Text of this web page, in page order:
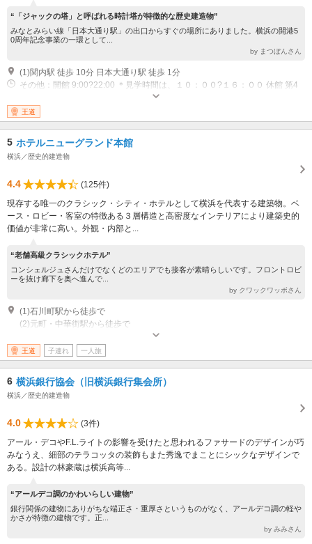
“「ジャックの塔」と呼ばれる時計塔が特徴的な歴史建造物”
みなとみらい線「日本大通り駅」の出口からすぐの場所にありました。横浜の開港5
0周年記念事業の一環として...
by まつぼんさん
(1)関内駅 徒歩 10分 日本大通り駅 徒歩 1分
その他：開館 9:00?22:00 ＊見学時間は、１０：００?１６：００ 休館 第4
月曜（祝日・休日のときは翌日） 休館 年末年始
王道
5 ホテルニューグランド本館
横浜／歴史的建造物
4.4
(125件)
現存する唯一のクラシック・シティ・ホテルとして横浜を代表する建築物。ベ
ース・ロビー・客室の特徴ある３層構造と高密度なインテリアにより建築史的
価値が非常に高い。外観・内部と...
“老舗高級クラシックホテル”
コンシェルジュさんだけでなくどのエリアでも接客が素晴らしいです。フロントロビ
ーを抜け廊下を奥へ進んで...
by クワックワッボさん
(1)石川町駅から徒歩で
(2)元町・中華街駅から徒歩で
王道 子連れ 一人旅
6 横浜銀行協会（旧横浜銀行集会所）
横浜／歴史的建造物
4.0
(3件)
アール・デコやF.L.ライトの影響を受けたと思われるファサードのデザインが巧
みなうえ、細部のテラコッタの装飾もまた秀逸でまことにシックなデザインで
ある。設計の林豪蔵は横浜高等...
“アールデコ調のかわいらしい建物”
銀行関係の建物にありがちな端正さ・重厚さというものがなく、アールデコ調の軽や
かさが特徴の建物です。正...
by みみさん